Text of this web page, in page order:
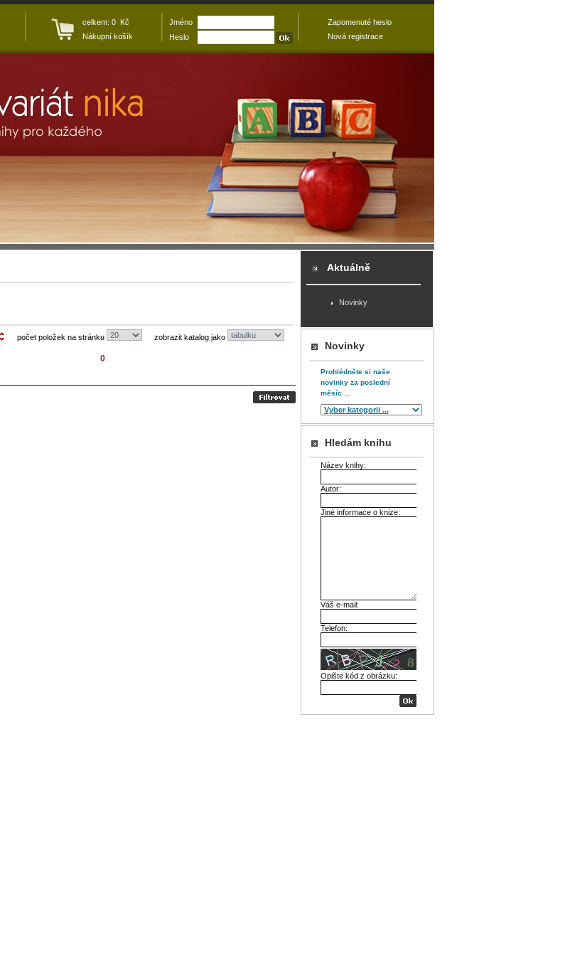
počet položek na stránku zobrazit katalog jako
0
Aktuálně
Novinky
Novinky
Prohlédněte si naše
novinky za poslední
měsíc ...
Hledám knihu
Název knihy:
Autor:
Jiné informace o knize:
Váš e-mail:
Telefon:
Opište kód z obrázku:
celkem: 0 Kč
Nákupní košík
Jméno
Heslo
Zapomenuté heslo
Nová registrace